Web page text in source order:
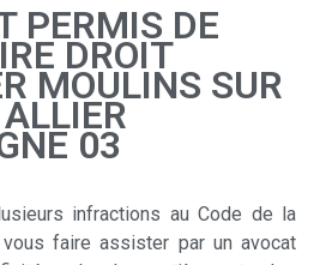
PERMIS DE
DROIT
MOULINS SUR
03
infractions au Code de la
faire assister par un avocat